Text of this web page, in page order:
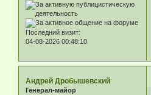
Последний визит:
04-08-2026 00:48:10
Андрей Дробышевский
Генерал-майор